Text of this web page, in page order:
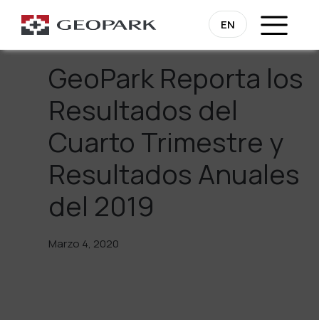
EN
Regresa
GeoPark Reporta los
Resultados del
Cuarto Trimestre y
Resultados Anuales
del 2019
Marzo 4, 2020